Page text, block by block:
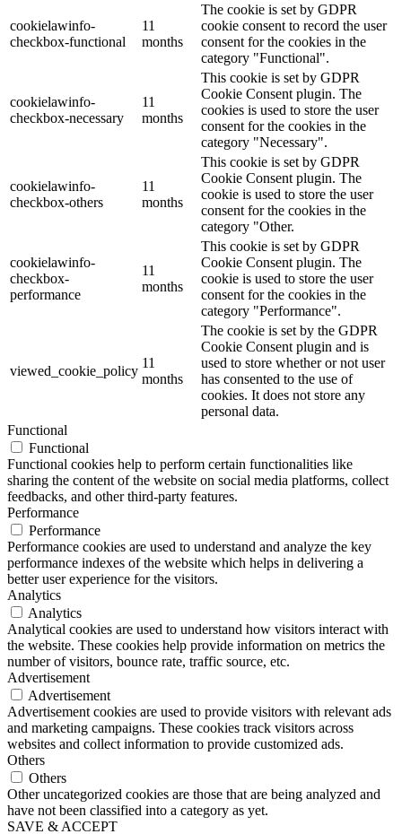
cookielawinfo-
checkbox-functional
11
months
The cookie is set by GDPR
cookie consent to record the user
consent for the cookies in the
category "Functional".
cookielawinfo-
checkbox-necessary
11
months
This cookie is set by GDPR
Cookie Consent plugin. The
cookies is used to store the user
consent for the cookies in the
category "Necessary".
cookielawinfo-
checkbox-others
11
months
This cookie is set by GDPR
Cookie Consent plugin. The
cookie is used to store the user
consent for the cookies in the
category "Other.
cookielawinfo-
checkbox-
performance
11
months
This cookie is set by GDPR
Cookie Consent plugin. The
cookie is used to store the user
consent for the cookies in the
category "Performance".
viewed_cookie_policy
11
months
The cookie is set by the GDPR
Cookie Consent plugin and is
used to store whether or not user
has consented to the use of
cookies. It does not store any
personal data.
Functional
Functional
Functional cookies help to perform certain functionalities like
sharing the content of the website on social media platforms, collect
feedbacks, and other third-party features.
Performance
Performance
Performance cookies are used to understand and analyze the key
performance indexes of the website which helps in delivering a
better user experience for the visitors.
Analytics
Analytics
Analytical cookies are used to understand how visitors interact with
the website. These cookies help provide information on metrics the
number of visitors, bounce rate, traffic source, etc.
Advertisement
Advertisement
Advertisement cookies are used to provide visitors with relevant ads
and marketing campaigns. These cookies track visitors across
websites and collect information to provide customized ads.
Others
Others
Other uncategorized cookies are those that are being analyzed and
have not been classified into a category as yet.
SAVE & ACCEPT